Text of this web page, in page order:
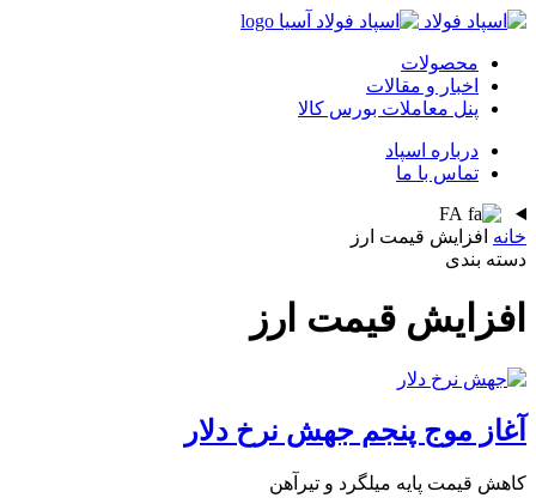
محصولات
اخبار و مقالات
پنل معاملات بورس کالا
درباره اسپاد
تماس با ما
FA
خانه افزایش قیمت ارز
دسته بندی
افزایش قیمت ارز
آغاز موج پنجم جهش نرخ دلار
کاهش قیمت پایه میلگرد و تیرآهن